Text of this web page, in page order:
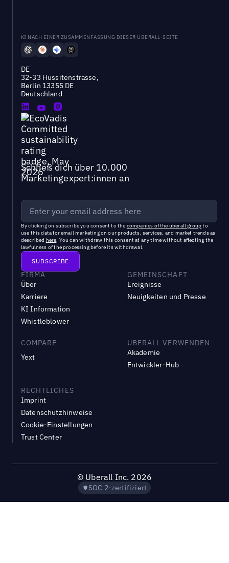
KI NACH EINER ZUSAMMENFASSUNG DIESER UBERALL-SEITE
DE
32-33 Hussitenstrasse,
Berlin 13355 DE
Deutschland
Schließ dich über 10.000
Marketingexpert:innen an
By clicking on subscribe you consent to the companies of the uberall groupto
use this data for email marketing on our products, services, and market trends as
described here. You can withdraw this consent at any time without affecting the
lawfulness of the processing before its withdrawal.
FIRMA
Über
Karriere
KI Information
Whistleblower
GEMEINSCHAFT
Ereignisse
Neuigkeiten und Presse
COMPARE
Yext
UBERALL VERWENDEN
Akademie
Entwickler-Hub
RECHTLICHES
Imprint
Datenschutzhinweise
Cookie-Einstellungen
Trust Center
© Uberall Inc. 2026
SOC 2-zertifiziert